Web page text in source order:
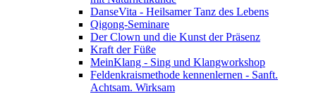
DanseVita - Heilsamer Tanz des Lebens
Qigong-Seminare
Der Clown und die Kunst der Präsenz
Kraft der Füße
MeinKlang - Sing und Klangworkshop
Feldenkraismethode kennenlernen - Sanft.
Achtsam. Wirksam